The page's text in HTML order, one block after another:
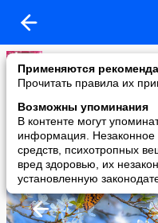
Применяются
Прочитать правила их
Возможны упоминания
В контенте могут
информация. Незаконное
средств, психотропных
вред здоровью, их
установленную
Валентина Данилова
added a photo
12 Mar в 14:15